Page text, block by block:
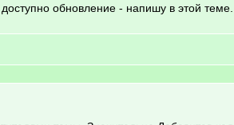
обновление - напишу в этой теме.